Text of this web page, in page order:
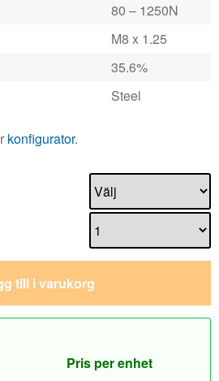
80 – 1250N
M8 x 1.25
35.6%
Steel
konfigurator.
till i varukorg
Pris per enhet